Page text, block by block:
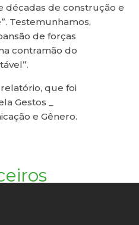
décadas de construção e
Testemunhamos,
de forças
contramão do
que foi
Gestos _
e Gênero.